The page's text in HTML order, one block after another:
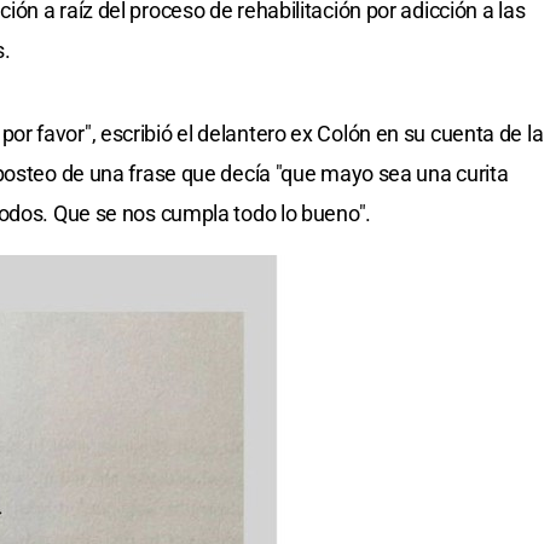
a raíz del proceso de rehabilitación por adicción a las
favor", escribió el delantero ex Colón en su cuenta de la
de una frase que decía "que mayo sea una curita
Que se nos cumpla todo lo bueno".